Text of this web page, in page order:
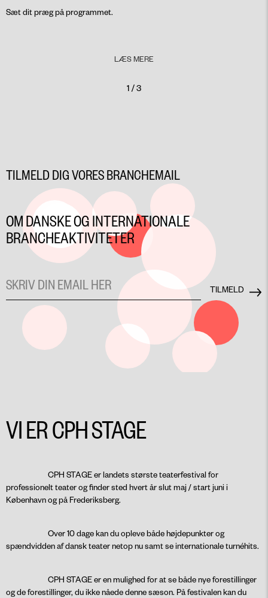
Sæt dit præg på programmet.
LÆS MERE
1 / 3
TILMELD DIG VORES BRANCHEMAIL
OM DANSKE OG INTERNATIONALE
BRANCHEAKTIVITETER
VI ER CPH STAGE
CPH STAGE er landets største teaterfestival for
professionelt teater og finder sted hvert år slut maj / start juni i
København og på Frederiksberg.
Over 10 dage kan du opleve både højdepunkter og
spændvidden af dansk teater netop nu samt se internationale turnéhits.
CPH STAGE er en mulighed for at se både nye forestillinger
og de forestillinger, du ikke nåede denne sæson. På festivalen kan du